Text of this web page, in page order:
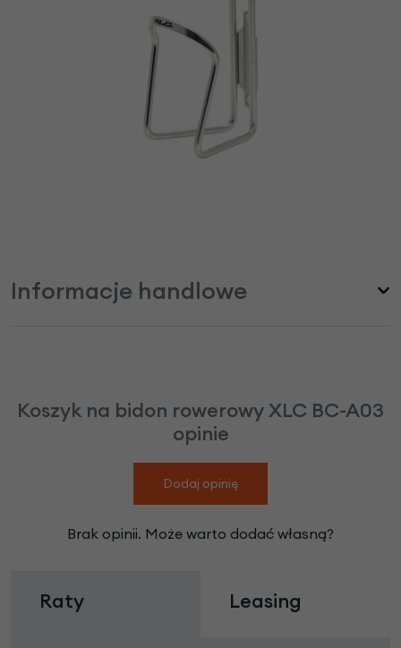
Informacje handlowe
Koszyk na bidon rowerowy XLC BC-A03
opinie
Dodaj opinię
Brak opinii. Może warto dodać własną?
Raty Leasing